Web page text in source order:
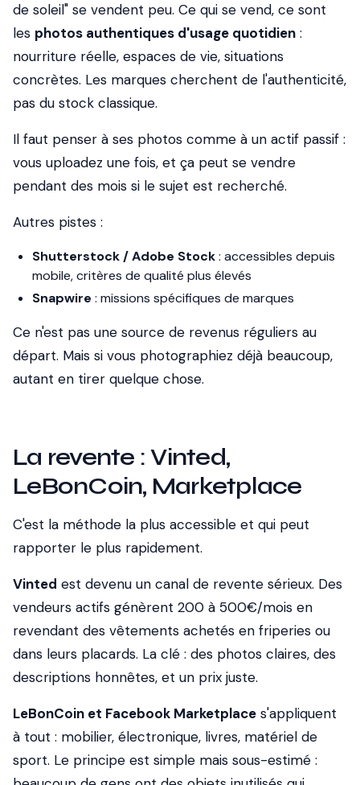
de soleil" se vendent peu. Ce qui se vend, ce sont
les photos authentiques d'usage quotidien :
nourriture réelle, espaces de vie, situations
concrètes. Les marques cherchent de l'authenticité,
pas du stock classique.
Il faut penser à ses photos comme à un actif passif :
vous uploadez une fois, et ça peut se vendre
pendant des mois si le sujet est recherché.
Autres pistes :
Shutterstock / Adobe Stock: accessibles depuis
mobile, critères de qualité plus élevés
Snapwire : missions spécifiques de marques
Ce n'est pas une source de revenus réguliers au
départ. Mais si vous photographiez déjà beaucoup,
autant en tirer quelque chose.
La revente : Vinted,
LeBonCoin, Marketplace
C'est la méthode la plus accessible et qui peut
rapporter le plus rapidement.
Vinted est devenu un canal de revente sérieux. Des
vendeurs actifs génèrent 200 à 500€/mois en
revendant des vêtements achetés en friperies ou
dans leurs placards. La clé : des photos claires, des
descriptions honnêtes, et un prix juste.
LeBonCoin et Facebook Marketplace s'appliquent
à tout : mobilier, électronique, livres, matériel de
sport. Le principe est simple mais sous-estimé :